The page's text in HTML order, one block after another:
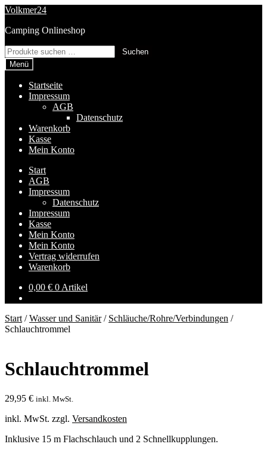
Zur
springen
Zum
springen
Volkmer24
Camping Onlineshop
Suchen
nach:
Suchen
Menü
Startseite
Impressum
AGB
Datenschutz
Warenkorb
Kasse
Mein Konto
Start
AGB
Impressum
Datenschutz
Impressum
Kasse
Mein Konto
Mein Konto
Vertrag widerrufen
Warenkorb
0,00 € 0 Artikel
Start /Wasser und Sanitär/ Schläuche/Rohre/Verbindungen /
Schlauchtrommel
Schlauchtrommel
29,95 € inkl. MwSt.
inkl. MwSt. zzgl. Versandkosten
Inklusive 15 m Flachschlauch und 2 Schnellkupplungen.